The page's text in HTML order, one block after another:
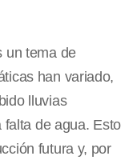
un tema de
han variado,
lluvias
falta de agua. Esto
futura y, por